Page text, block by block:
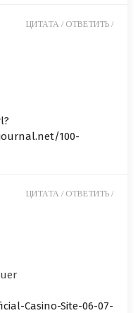
100-
ЦИТАТА / ОТВЕТИТЬ /
Casino-Site-06-07-
ЦИТАТА / ОТВЕТИТЬ /